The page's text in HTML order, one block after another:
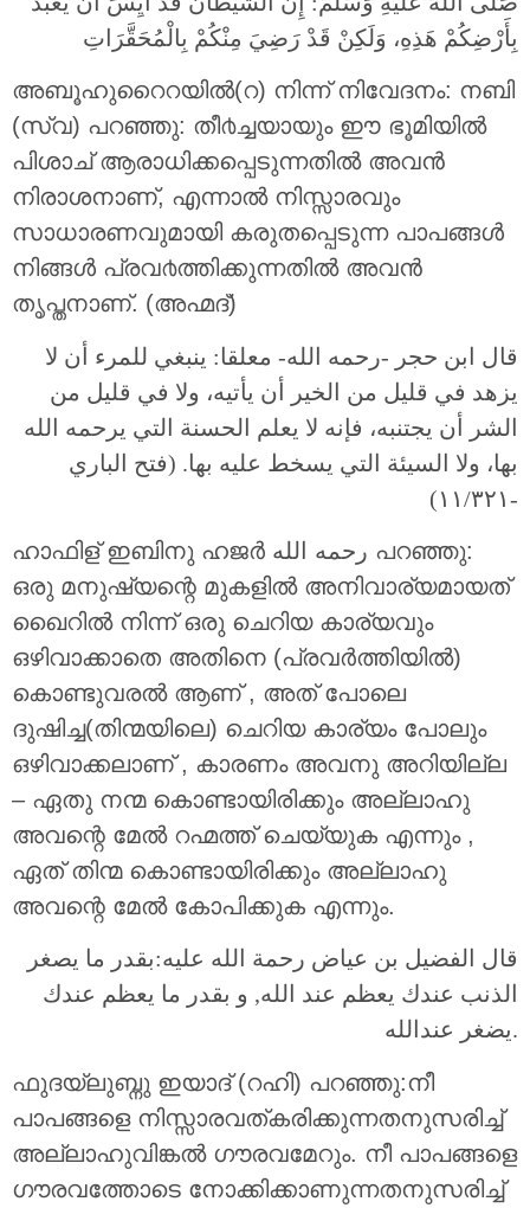
بِأَرْضِكُمْ هَذِهِ، وَلَكِنْ قَدْ رَضِيَ مِنْكُمْ بِالْمُحَقَّرَاتِ
അബൂഹുറൈറയില്‍(റ) നിന്ന് നിവേദനം: നബി
(സ്വ) പറഞ്ഞു: തീ൪ച്ചയായും ഈ ഭൂമിയില്‍
പിശാച് ആരാധിക്കപ്പെടുന്നതില്‍ അവന്‍
നിരാശനാണ്, എന്നാല്‍ നിസ്സാരവും
സാധാരണവുമായി കരുതപ്പെടുന്ന പാപങ്ങള്‍
നിങ്ങള്‍ പ്രവ൪ത്തിക്കുന്നതില്‍ അവന്‍
തൃപ്തനാണ്. (അഹ്മദ്)
قال ابن حجر -رحمه الله- معلقا: ينبغي للمرء أن لا
يزهد في قليل من الخير أن يأتيه، ولا في قليل من
الشر أن يجتنبه، فإنه لا يعلم الحسنة التي يرحمه الله
بها، ولا السيئة التي يسخط عليه بها. (فتح الباري
-١١/٣٢١)
ഹാഫിള് ഇബിനു ഹജർ رحمه الله പറഞ്ഞു:
ഒരു മനുഷ്യന്റെ മുകളിൽ അനിവാര്യമായത്
ഖെെറിൽ നിന്ന് ഒരു ചെറിയ കാര്യവും
ഒഴിവാക്കാതെ അതിനെ (പ്രവര്‍ത്തിയിൽ)
കൊണ്ടുവരൽ ആണ് , അത് പോലെ
ദുഷിച്ച(തിന്മയിലെ) ചെറിയ കാര്യം പോലും
ഒഴിവാക്കലാണ് , കാരണം അവനു അറിയില്ല
– ഏതു നന്മ കൊണ്ടായിരിക്കും അല്ലാഹു
അവന്റെ മേൽ റഹ്മത്ത് ചെയ്യുക എന്നും ,
ഏത് തിന്മ കൊണ്ടായിരിക്കും അല്ലാഹു
അവന്റെ മേൽ കോപിക്കുക എന്നും.
قال الفضيل بن عياض رحمة الله عليه:بقدر ما يصغر
الذنب عندك يعظم عند الله, و بقدر ما يعظم عندك
يضغر عندالله.
ഫുദയ്ലുബ്നു ഇയാദ് (റഹി) പറഞ്ഞു:നീ
പാപങ്ങളെ നിസ്സാരവത്കരിക്കുന്നതനുസരിച്ച്
അല്ലാഹുവിങ്കൽ ഗൗരവമേറും. നീ പാപങ്ങളെ
ഗൗരവത്തോടെ നോക്കിക്കാണുന്നതനുസരിച്ച്